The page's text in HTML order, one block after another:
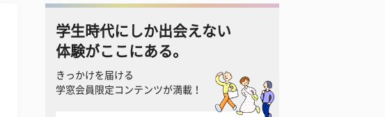
学生時代にしか出会えない
体験がここにある。
きっかけを届ける
学窓会員限定コンテンツが満載！